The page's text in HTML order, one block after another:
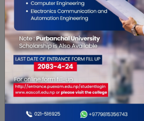
सञ्चालनमा
विशेष भिडियो